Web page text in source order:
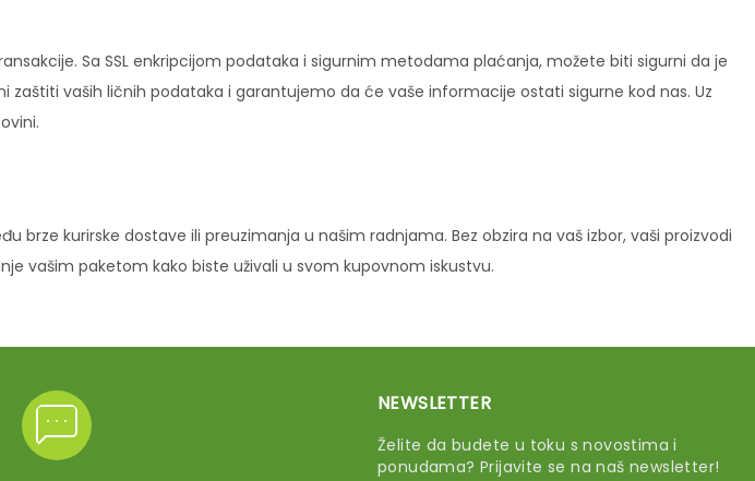
Sa SSL enkripcijom podataka i sigurnim metodama plaćanja, možete biti sigurni da je
vaših ličnih podataka i garantujemo da će vaše informacije ostati sigurne kod nas. Uz
kurirske dostave ili preuzimanja u našim radnjama. Bez obzira na vaš izbor, vaši proizvodi
vašim paketom kako biste uživali u svom kupovnom iskustvu.
NEWSLETTER
Želite da budete u toku s novostima i
ponudama? Prijavite se na naš newsletter!